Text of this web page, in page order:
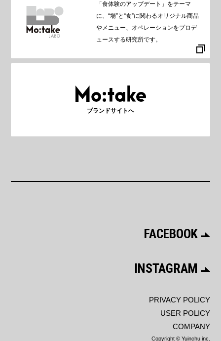
「食体験のアップデート」をテーマ
に、“場”と“食”に関わるオリジナル商品
やメニュー、オペレーションをプロデ
ュースする研究所です。
ブランドサイトへ
FACEBOOK
INSTAGRAM
PRIVACY POLICY
USER POLICY
COMPANY
Copyright © Yuinchu inc.